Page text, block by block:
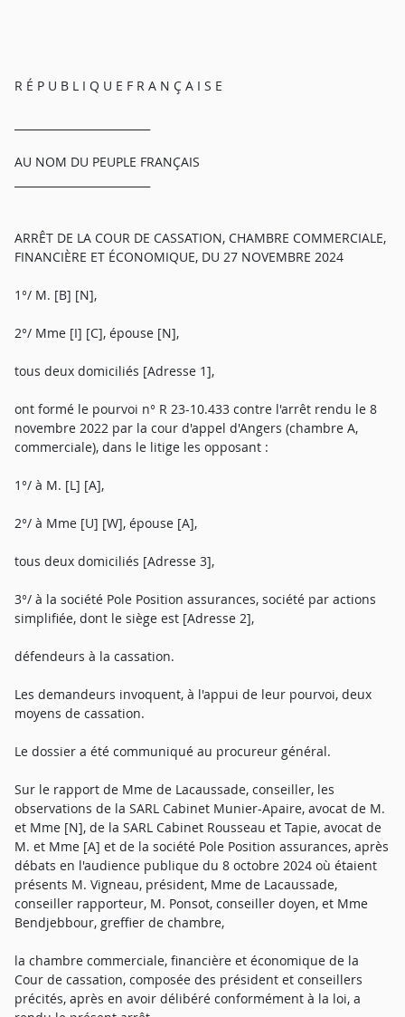
R É P U B L I Q U E F R A N Ç A I S E
AU NOM DU PEUPLE FRANÇAIS
ARRÊT DE LA COUR DE CASSATION, CHAMBRE COMMERCIALE,
FINANCIÈRE ET ÉCONOMIQUE, DU 27 NOVEMBRE 2024
1°/ M. [B] [N],
2°/ Mme [I] [C], épouse [N],
tous deux domiciliés [Adresse 1],
ont formé le pourvoi n° R 23-10.433 contre l'arrêt rendu le 8
novembre 2022 par la cour d'appel d'Angers (chambre A,
commerciale), dans le litige les opposant :
1°/ à M. [L] [A],
2°/ à Mme [U] [W], épouse [A],
tous deux domiciliés [Adresse 3],
3°/ à la société Pole Position assurances, société par actions
simplifiée, dont le siège est [Adresse 2],
défendeurs à la cassation.
Les demandeurs invoquent, à l'appui de leur pourvoi, deux
moyens de cassation.
Le dossier a été communiqué au procureur général.
Sur le rapport de Mme de Lacaussade, conseiller, les
observations de la SARL Cabinet Munier-Apaire, avocat de M.
et Mme [N], de la SARL Cabinet Rousseau et Tapie, avocat de
M. et Mme [A] et de la société Pole Position assurances, après
débats en l'audience publique du 8 octobre 2024 où étaient
présents M. Vigneau, président, Mme de Lacaussade,
conseiller rapporteur, M. Ponsot, conseiller doyen, et Mme
Bendjebbour, greffier de chambre,
la chambre commerciale, financière et économique de la
Cour de cassation, composée des président et conseillers
précités, après en avoir délibéré conformément à la loi, a